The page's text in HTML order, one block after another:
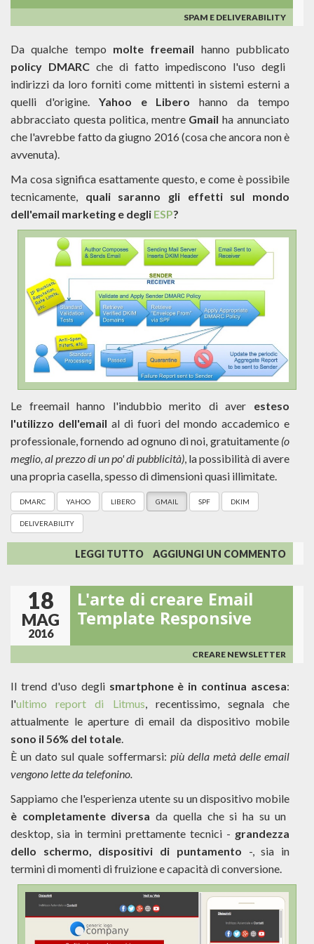
SPAM E DELIVERABILITY
Da qualche tempo molte freemail hanno pubblicato
policy DMARCche di fatto impediscono l'uso degli
indirizzi da loro forniti come mittenti in sistemi esterni a
quelli d'origine. Yahoo e Libero hanno da tempo
abbracciato questa politica, mentre Gmail ha annunciato
che l'avrebbe fatto da giugno 2016 (cosa che ancora non è
avvenuta).
Ma cosa significa esattamente questo, e come è possibile
tecnicamente, quali saranno gli effetti sul mondo
dell'email marketing e degli ESP?
Le freemail hanno l'indubbio merito di aver esteso
l'utilizzo dell'email al di fuori del mondo accademico e
professionale, fornendo ad ognuno di noi, gratuitamente (o
meglio, al prezzo di un po' di pubblicità), la possibilità di avere
una propria casella, spesso di dimensioni quasi illimitate.
DMARC YAHOO LIBERO GMAIL SPF DKIM
DELIVERABILITY
LEGGI TUTTO SU
YAHOO,
E
DMARC,
OVVERO
CASELLE
COME
MITTENTE!
AGGIUNGI UN COMMENTO
18
MAG
2016
L'arte di creare Email
Template Responsive
CREARE NEWSLETTER
Il trend d'uso deglismartphone è in continua ascesa:
l'ultimo report di Litmus, recentissimo, segnala che
attualmente le aperture di email da dispositivo mobile
sono il 56% del totale.
È un dato sul quale soffermarsi: più della metà delle email
vengono lette da telefonino.
Sappiamo che l'esperienza utente su un dispositivo mobile
è completamente diversa da quella che si ha su un
desktop, sia in termini prettamente tecnici - grandezza
dello schermo, dispositivi di puntamento -, sia in
termini di momenti di fruizione e capacità di conversione.